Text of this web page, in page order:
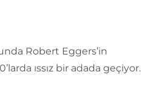
Robert Eggers’in
ıssız bir adada geçiyor.